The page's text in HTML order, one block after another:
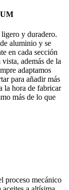
y duradero.
aluminio y se
en cada sección
además de la
adaptamos
para añadir más
la hora de fabricar
más de lo que
proceso mecánico